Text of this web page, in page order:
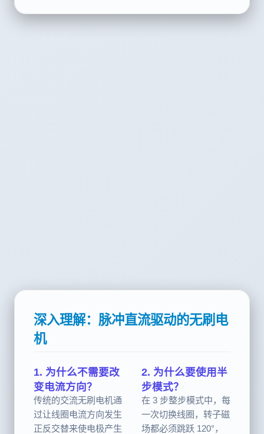
深入理解：脉冲直流驱动的无刷电
1. 为什么不需要改
变电流方向？
传统的交流无刷电机通
过让线圈电流方向发生
2. 为什么要使用半
步模式？
在 3 步整步模式中，每
一次切换线圈，转子磁